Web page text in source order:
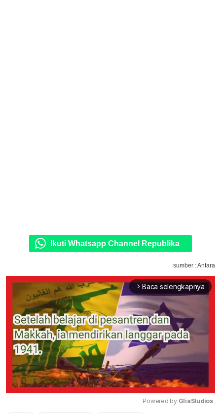
Ikuti Whatsapp Channel Republika
sumber : Antara
arrow_forward_ios Baca selengkapnya
Powered by GliaStudios